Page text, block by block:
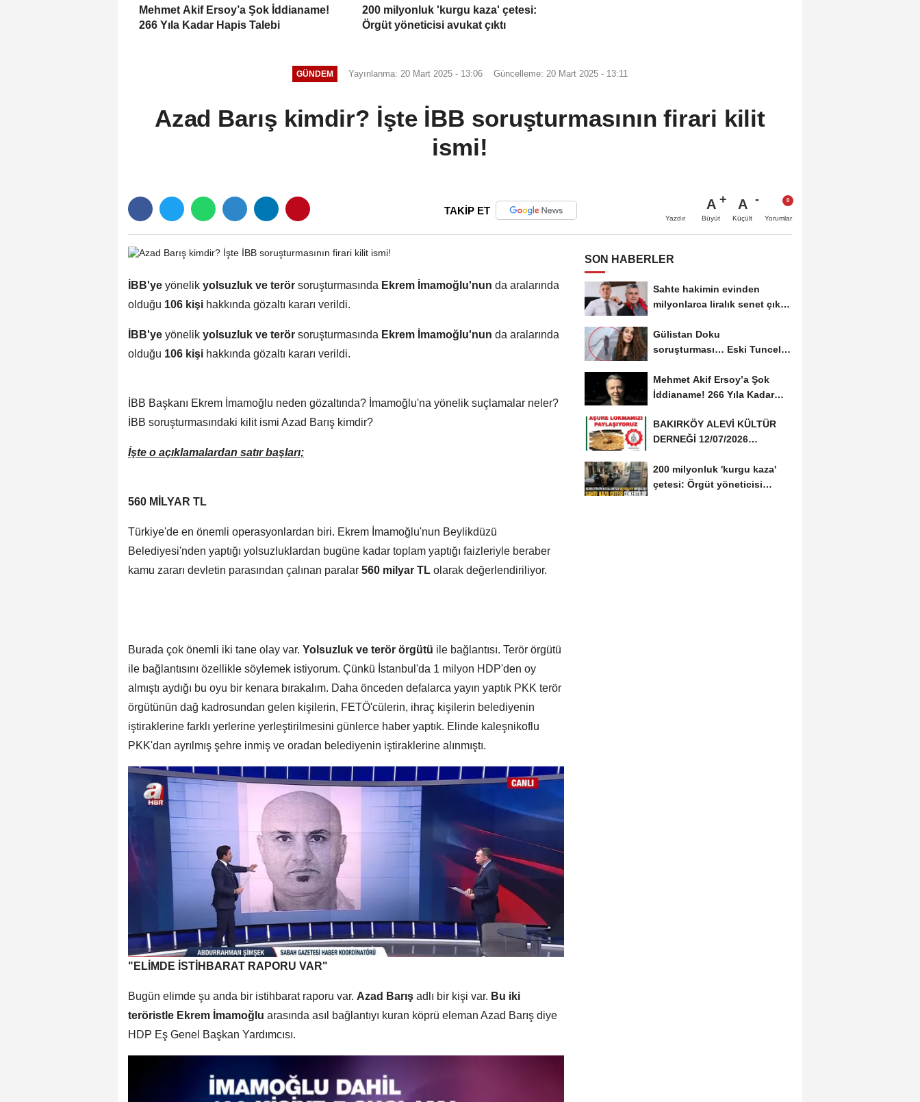
Mehmet Akif Ersoy’a Şok İddianame!
266 Yıla Kadar Hapis Talebi
200 milyonluk 'kurgu kaza' çetesi:
Örgüt yöneticisi avukat çıktı
GÜNDEM Yayınlanma: 20 Mart 2025 - 13:06 Güncelleme: 20 Mart 2025 - 13:11
Azad Barış kimdir? İşte İBB soruşturmasının firari kilit
ismi!
TAKİP ET
Yazdır
A
Büyüt
A
Küçült Yorumlar
İBB'ye yönelik yolsuzluk ve terör soruşturmasında Ekrem İmamoğlu'nun da aralarında
olduğu 106 kişi hakkında gözaltı kararı verildi.
İBB'ye yönelik yolsuzluk ve terör soruşturmasında Ekrem İmamoğlu'nun da aralarında
olduğu 106 kişi hakkında gözaltı kararı verildi.
İBB Başkanı Ekrem İmamoğlu neden gözaltında? İmamoğlu'na yönelik suçlamalar neler?
İBB soruşturmasındaki kilit ismi Azad Barış kimdir?
İşte o açıklamalardan satır başları;
560 MİLYAR TL
Türkiye'de en önemli operasyonlardan biri. Ekrem İmamoğlu'nun Beylikdüzü
Belediyesi'nden yaptığı yolsuzluklardan bugüne kadar toplam yaptığı faizleriyle beraber
kamu zararı devletin parasından çalınan paralar 560 milyar TL olarak değerlendiriliyor.
Burada çok önemli iki tane olay var. Yolsuzluk ve terör örgütü ile bağlantısı. Terör örgütü
ile bağlantısını özellikle söylemek istiyorum. Çünkü İstanbul'da 1 milyon HDP'den oy
almıştı aydığı bu oyu bir kenara bırakalım. Daha önceden defalarca yayın yaptık PKK terör
örgütünün dağ kadrosundan gelen kişilerin, FETÖ'cülerin, ihraç kişilerin belediyenin
iştiraklerine farklı yerlerine yerleştirilmesini günlerce haber yaptık. Elinde kaleşnikoflu
PKK'dan ayrılmış şehre inmiş ve oradan belediyenin iştiraklerine alınmıştı.
"ELİMDE İSTİHBARAT RAPORU VAR"
Bugün elimde şu anda bir istihbarat raporu var. Azad Barış adlı bir kişi var. Bu iki
teröristle Ekrem İmamoğlu arasında asıl bağlantıyı kuran köprü eleman Azad Barış diye
HDP Eş Genel Başkan Yardımcısı.
SON HABERLER
Sahte hakimin evinden
milyonlarca liralık senet çıktı:
Gülistan Doku
soruşturması… Eski Tunceli
Mehmet Akif Ersoy’a Şok
İddianame! 266 Yıla Kadar
BAKIRKÖY ALEVİ KÜLTÜR
DERNEĞİ 12/07/2026
DAVETİNE...
200 milyonluk 'kurgu kaza'
çetesi: Örgüt yöneticisi